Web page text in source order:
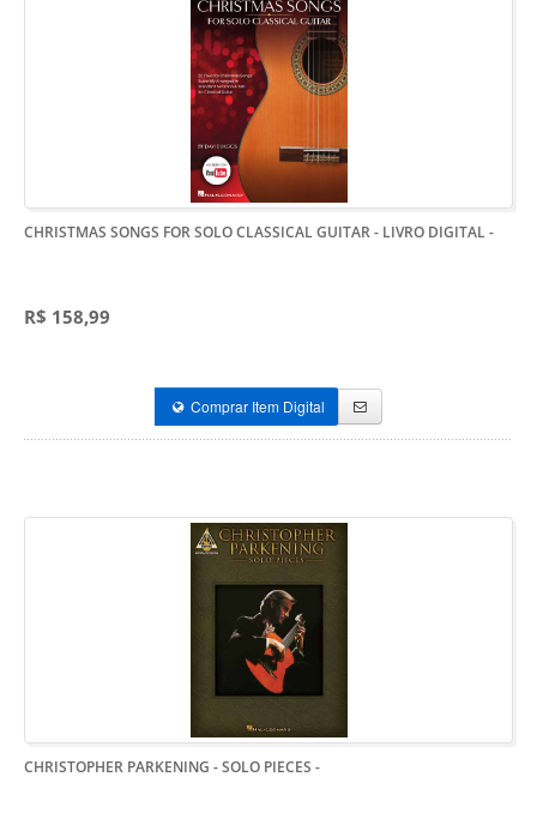
CHRISTMAS SONGS FOR SOLO CLASSICAL GUITAR - LIVRO DIGITAL-
R$ 158,99
Comprar Item Digital
CHRISTOPHER PARKENING - SOLO PIECES -